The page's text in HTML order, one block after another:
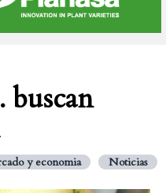
buscan
y economia Noticias